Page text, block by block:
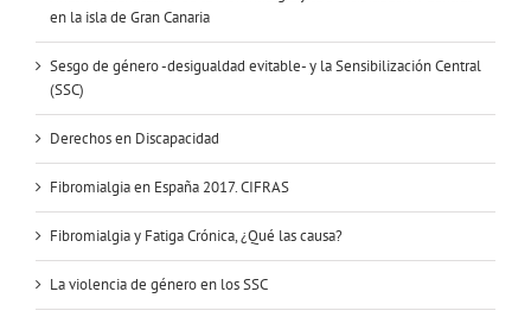
en la isla de Gran Canaria
Sesgo de género -desigualdad evitable- y la Sensibilización Central
(SSC)
Derechos en Discapacidad
Fibromialgia en España 2017. CIFRAS
Fibromialgia y Fatiga Crónica, ¿Qué las causa?
La violencia de género en los SSC